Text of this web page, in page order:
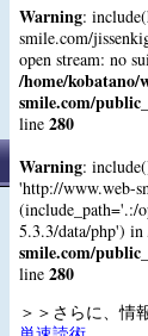
Warning:
smile.com/
open stream: no
/home/kobatano/
smile.com/
line 280
Warning:
'http://www.web-
(include_path='.:/
5.3.3/data/php') in
smile.com/
line 280
＞＞さらに、